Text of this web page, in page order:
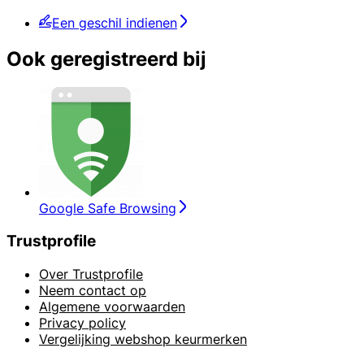
Een geschil indienen
Ook geregistreerd bij
Google Safe Browsing
Trustprofile
Over Trustprofile
Neem contact op
Algemene voorwaarden
Privacy policy
Vergelijking webshop keurmerken